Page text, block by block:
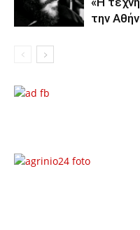
την